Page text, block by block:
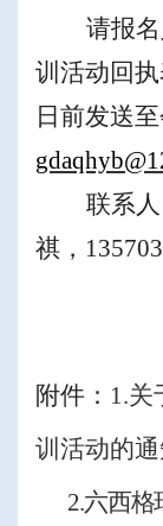
请报
训 活动回
日前发送
联系人
祺， 1
附件： 1.关
训活动的通
2.六西格